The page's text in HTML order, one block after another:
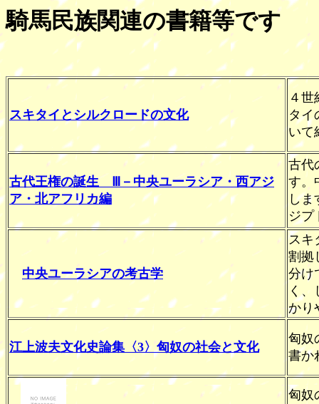
騎馬民族関連の書籍等です
スキタイとシルクロードの文化
４
タイ
いて
古代王権の誕生 Ⅲ－中央ユーラシア・西アジ
ア・北アフリカ編
古代
す。
し
ジプ
中央ユーラシアの考古学
スキ
割拠
分け
く
かり
江上波夫文化史論集〈3〉匈奴の社会と文化
匈奴
書か
匈奴